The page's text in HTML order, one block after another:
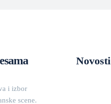
i izbor
scene.
Novosti